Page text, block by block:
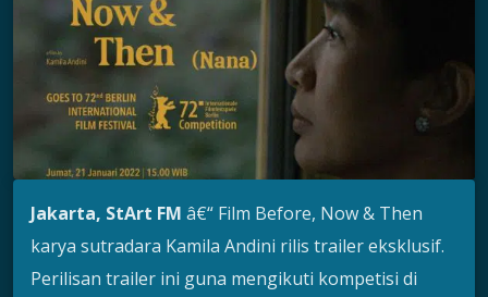
Jakarta, StArt FM â€“ Film Before, Now & Then
karya sutradara Kamila Andini rilis trailer eksklusif.
Perilisan trailer ini guna mengikuti kompetisi di